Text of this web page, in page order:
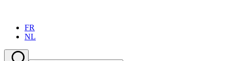
FR
NL